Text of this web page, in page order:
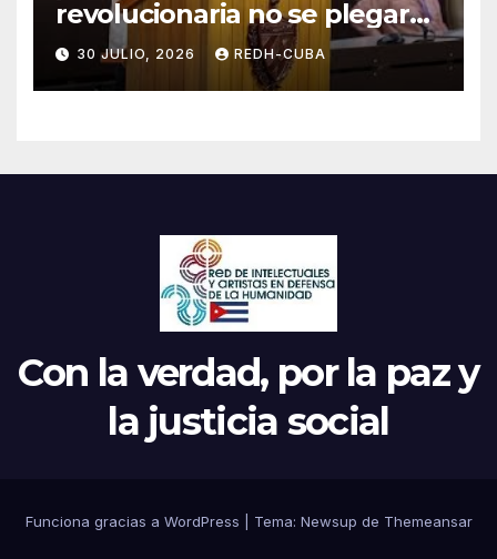
revolucionaria no se plegará
jamás! Por Bruno Rodríguez
Parrilla
30 JULIO, 2026 REDH-CUBA
Con la verdad, por la paz y
la justicia social
Funciona gracias a WordPress Tema: Newsup de Themeansar